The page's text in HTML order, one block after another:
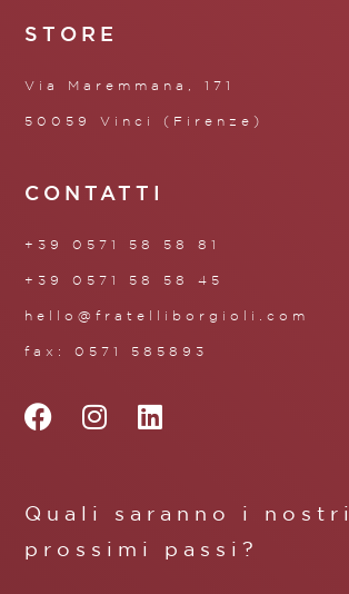
STORE
Via Maremmana, 171
50059 Vinci (Firenze)
CONTATTI
+39 0571 58 58 81
+39 0571 58 58 45
hello@fratelliborgioli.com
fax: 0571 585893
Quali saranno i nostri
prossimi passi?